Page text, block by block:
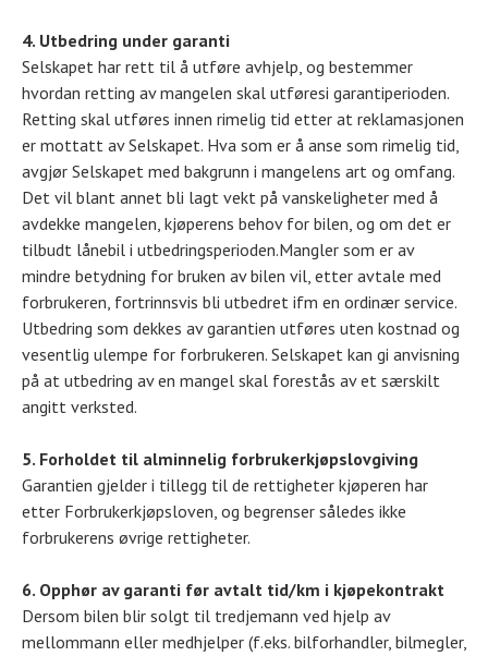
4. Utbedring under garanti
Selskapet har rett til å utføre avhjelp, og bestemmer
hvordan retting av mangelen skal utføresi garantiperioden.
Retting skal utføres innen rimelig tid etter at reklamasjonen
er mottatt av Selskapet. Hva som er å anse som rimelig tid,
avgjør Selskapet med bakgrunn i mangelens art og omfang.
Det vil blant annet bli lagt vekt på vanskeligheter med å
avdekke mangelen, kjøperens behov for bilen, og om det er
tilbudt lånebil i utbedringsperioden.Mangler som er av
mindre betydning for bruken av bilen vil, etter avtale med
forbrukeren, fortrinnsvis bli utbedret ifm en ordinær service.
Utbedring som dekkes av garantien utføres uten kostnad og
vesentlig ulempe for forbrukeren. Selskapet kan gi anvisning
på at utbedring av en mangel skal forestås av et særskilt
angitt verksted.
5. Forholdet til alminnelig forbrukerkjøpslovgiving
Garantien gjelder i tillegg til de rettigheter kjøperen har
etter Forbrukerkjøpsloven, og begrenser således ikke
forbrukerens øvrige rettigheter.
6. Opphør av garanti før avtalt tid/km i kjøpekontrakt
Dersom bilen blir solgt til tredjemann ved hjelp av
mellommann eller medhjelper (f.eks. bilforhandler, bilmegler,